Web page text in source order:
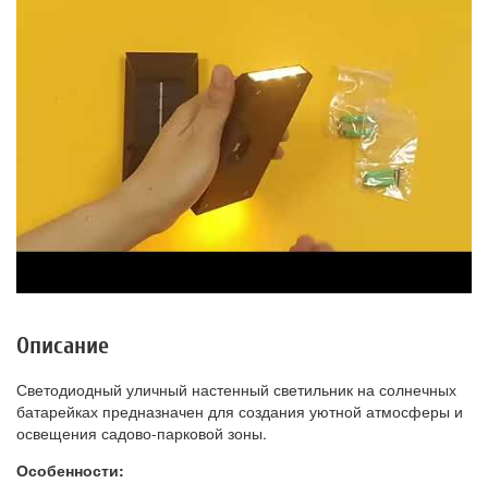
Описание
Светодиодный уличный настенный светильник на солнечных
батарейках предназначен для создания уютной атмосферы и
освещения садово-парковой зоны.
Особенности: